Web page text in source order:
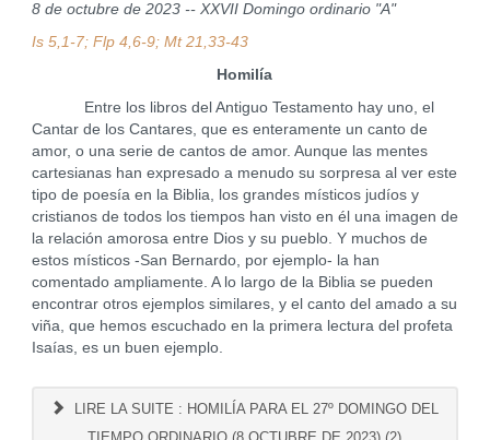
8 de octubre de 2023 -- XXVII Domingo ordinario "A"
Is 5,1-7; Flp 4,6-9; Mt 21,33-43
Homilía
Entre los libros del Antiguo Testamento hay uno, el
Cantar de los Cantares, que es enteramente un canto de
amor, o una serie de cantos de amor. Aunque las mentes
cartesianas han expresado a menudo su sorpresa al ver este
tipo de poesía en la Biblia, los grandes místicos judíos y
cristianos de todos los tiempos han visto en él una imagen de
la relación amorosa entre Dios y su pueblo. Y muchos de
estos místicos -San Bernardo, por ejemplo- la han
comentado ampliamente. A lo largo de la Biblia se pueden
encontrar otros ejemplos similares, y el canto del amado a su
viña, que hemos escuchado en la primera lectura del profeta
Isaías, es un buen ejemplo.
LIRE LA SUITE : HOMILÍA PARA EL 27º DOMINGO DEL